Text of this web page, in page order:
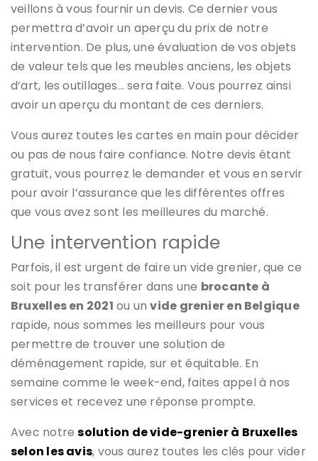
veillons à vous fournir un devis. Ce dernier vous
permettra d’avoir un aperçu du prix de notre
intervention. De plus, une évaluation de vos objets
de valeur tels que les meubles anciens, les objets
d’art, les outillages… sera faite. Vous pourrez ainsi
avoir un aperçu du montant de ces derniers.
Vous aurez toutes les cartes en main pour décider
ou pas de nous faire confiance. Notre devis étant
gratuit, vous pourrez le demander et vous en servir
pour avoir l’assurance que les différentes offres
que vous avez sont les meilleures du marché.
Une intervention rapide
Parfois, il est urgent de faire un vide grenier, que ce
soit pour les transférer dans une brocante à
Bruxelles en 2021 ou unvide grenier en Belgique
rapide, nous sommes les meilleurs pour vous
permettre de trouver une solution de
déménagement rapide, sur et équitable. En
semaine comme le week-end, faites appel à nos
services et recevez une réponse prompte.
Avec notresolution de vide-grenier à Bruxelles
selon les avis, vous aurez toutes les clés pour vider